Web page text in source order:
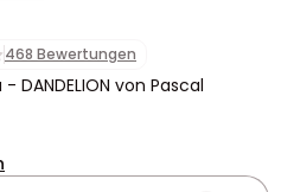
468 Bewertungen
von Pascal